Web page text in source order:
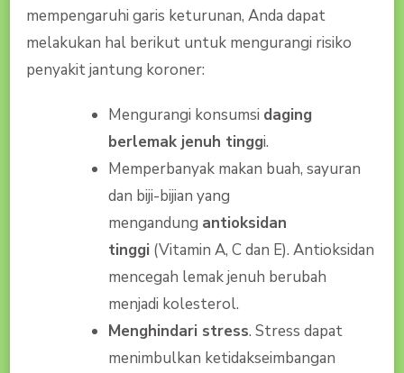
mempengaruhi garis keturunan, Anda dapat
melakukan hal berikut untuk mengurangi risiko
penyakit jantung koroner:
Mengurangi konsumsi daging
berlemak jenuh tinggi.
Memperbanyak makan buah, sayuran
dan biji-bijian yang
mengandung antioksidan
tinggi (Vitamin A, C dan E). Antioksidan
mencegah lemak jenuh berubah
menjadi kolesterol.
Menghindari stress. Stress dapat
menimbulkan ketidakseimbangan